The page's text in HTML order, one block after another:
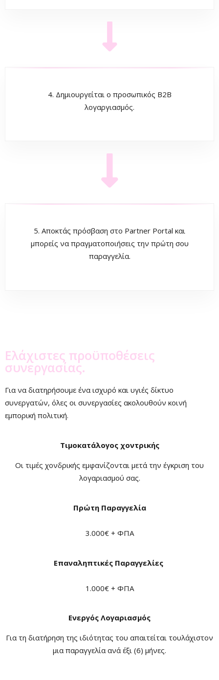
4. Δημιουργείται ο προσωπικός B2B
λογαργιασμός.
5. Αποκτάς πρόσβαση στο Partner Portal και
μπορείς να πραγματοποιήσεις την πρώτη σου
παραγγελία.
Ελάχιστες προϋποθέσεις
συνεργασίας.
Για να διατηρήσουμε ένα ισχυρό και υγιές δίκτυο
συνεργατών, όλες οι συνεργασίες ακολουθούν κοινή
εμπορική πολιτική.
Τιμοκατάλογος χοντρικής
Οι τιμές χονδρικής εμφανίζονται μετά την έγκριση του
λογαριασμού σας.
Πρώτη Παραγγελία
3.000€ + ΦΠΑ
Επαναληπτικές Παραγγελίες
1.000€ + ΦΠΑ
Ενεργός Λογαριασμός
Για τη διατήρηση της ιδιότητας του απαιτείται τουλάχιστον
μια παραγγελία ανά έξι (6) μήνες.